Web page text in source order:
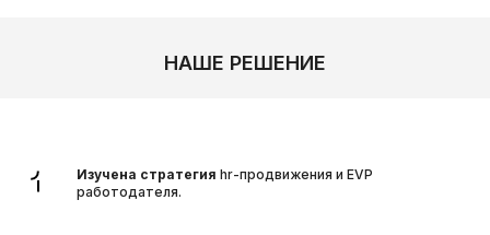
НАШЕ РЕШЕНИЕ
Изучена стратегия hr-продвижения и EVP
работодателя.